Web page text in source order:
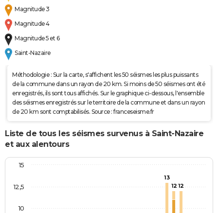
Magnitude 3
Magnitude 4
Magnitude 5 et 6
Saint-Nazaire
Méthodologie : Sur la carte, s'affichent les 50 séismes les plus puissants
de la commune dans un rayon de 20 km. Si moins de 50 séismes ont été
enregistrés, ils sont tous affichés. Sur le graphique ci-dessous, l'ensemble
des séismes enregistrés sur le territoire de la commune et dans un rayon
de 20 km sont comptabilisés. Source : franceseisme.fr
Liste de tous les séismes survenus à Saint-Nazaire
et aux alentours
13
1212
10
12,5
15